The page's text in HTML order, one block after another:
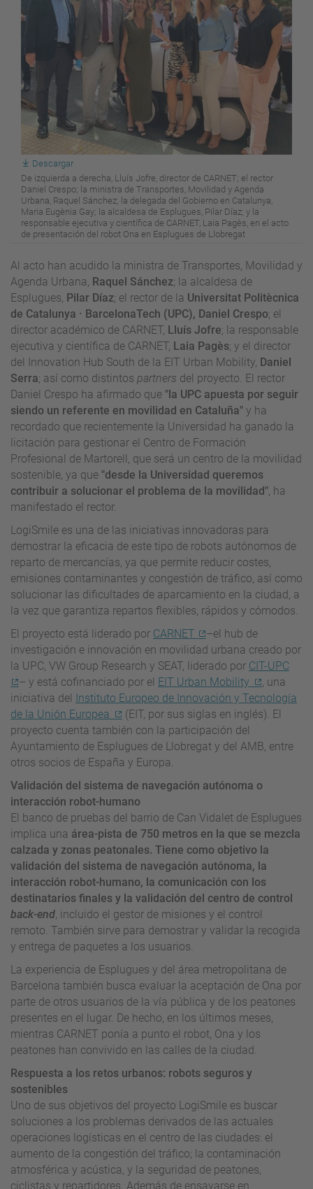
Descargar
De izquierda a derecha, Lluís Jofre, director de CARNET; el rector
Daniel Crespo; la ministra de Transportes, Movilidad y Agenda
Urbana, Raquel Sánchez; la delegada del Gobierno en Catalunya,
Maria Eugènia Gay; la alcaldesa de Esplugues, Pilar Díaz; y la
responsable ejecutiva y científica de CARNET, Laia Pagès, en el acto
de presentación del robot Ona en Esplugues de Llobregat
Al acto han acudido la ministra de Transportes, Movilidad y
Agenda Urbana, Raquel Sánchez; la alcaldesa de
Esplugues, Pilar Díaz; el rector de la Universitat Politècnica
de Catalunya · BarcelonaTech (UPC), Daniel Crespo; el
director académico de CARNET, Lluís Jofre; la responsable
ejecutiva y científica de CARNET, Laia Pagès; y el director
del Innovation Hub South de la EIT Urban Mobility, Daniel
Serra; así como distintos partners del proyecto. El rector
Daniel Crespo ha afirmado que "la UPC apuesta por seguir
siendo un referente en movilidad en Cataluña" y ha
recordado que recientemente la Universidad ha ganado la
licitación para gestionar el Centro de Formación
Profesional de Martorell, que será un centro de la movilidad
sostenible, ya que "desde la Universidad queremos
contribuir a solucionar el problema de la movilidad", ha
manifestado el rector.
LogiSmile es una de las iniciativas innovadoras para
demostrar la eficacia de este tipo de robots autónomos de
reparto de mercancías, ya que permite reducir costes,
emisiones contaminantes y congestión de tráfico, así como
solucionar las dificultades de aparcamiento en la ciudad, a
la vez que garantiza repartos flexibles, rápidos y cómodos.
El proyecto está liderado por CARNET
–el hub de
investigación e innovación en movilidad urbana creado por
la UPC, VW Group Research y SEAT, liderado por CIT-UPC
– y está cofinanciado por el EIT Urban Mobility
, una
iniciativa del
Instituto Europeo de Innovación y Tecnología
de la Unión Europea
(EIT, por sus siglas en inglés). El
proyecto cuenta también con la participación del
Ayuntamiento de Esplugues de Llobregat y del AMB, entre
otros socios de España y Europa.
Validación del sistema de navegación autónoma o
interacción robot-humano
El banco de pruebas del barrio de Can Vidalet de Esplugues
implica una área-pista de 750 metros en la que se mezcla
calzada y zonas peatonales. Tiene como objetivo la
validación del sistema de navegación autónoma, la
interacción robot-humano, la comunicación con los
destinatarios finales y la validación del centro de control
back-end, incluido el gestor de misiones y el control
remoto. También sirve para demostrar y validar la recogida
y entrega de paquetes a los usuarios.
La experiencia de Esplugues y del área metropolitana de
Barcelona también busca evaluar la aceptación de Ona por
parte de otros usuarios de la vía pública y de los peatones
presentes en el lugar. De hecho, en los últimos meses,
mientras CARNET ponía a punto el robot, Ona y los
peatones han convivido en las calles de la ciudad.
Respuesta a los retos urbanos: robots seguros y
sostenibles
Uno de sus objetivos del proyecto LogiSmile es buscar
soluciones a los problemas derivados de las actuales
operaciones logísticas en el centro de las ciudades: el
aumento de la congestión del tráfico; la contaminación
atmosférica y acústica, y la seguridad de peatones,
ciclistas y repartidores. Además de ensayarse en